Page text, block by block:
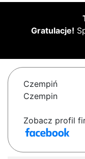
Gratulacje!
Czempiń
Czempin
Zobacz profil